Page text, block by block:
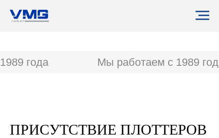
года Мы работаем с 1989
ПРИСУТСТВИЕ ПЛОТТЕРОВ